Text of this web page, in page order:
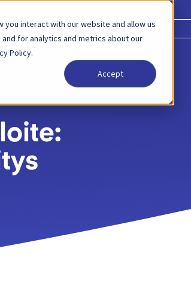
interact with our website and allow us
for analytics and metrics about our
Policy.
Accept
Hinnoittelu Yritys
Kirjaudu